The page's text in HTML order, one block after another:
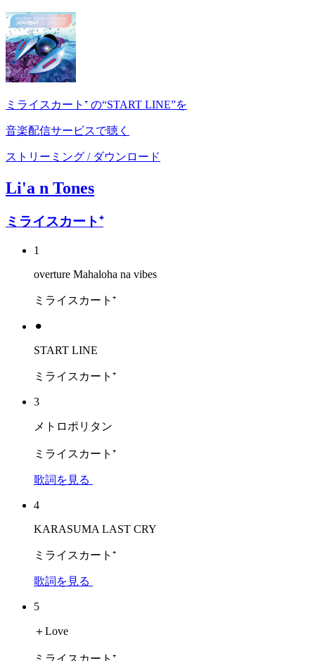
ミライスカート⁺ の“START LINE”を
音楽配信サービスで聴く
ストリーミング / ダウンロード
Li'a n Tones
ミライスカート⁺
1
overture Mahaloha na vibes
ミライスカート⁺
⚫︎
START LINE
ミライスカート⁺
3
メトロポリタン
ミライスカート⁺
歌詞を見る
4
KARASUMA LAST CRY
ミライスカート⁺
歌詞を見る
5
＋Love
ミライスカート⁺